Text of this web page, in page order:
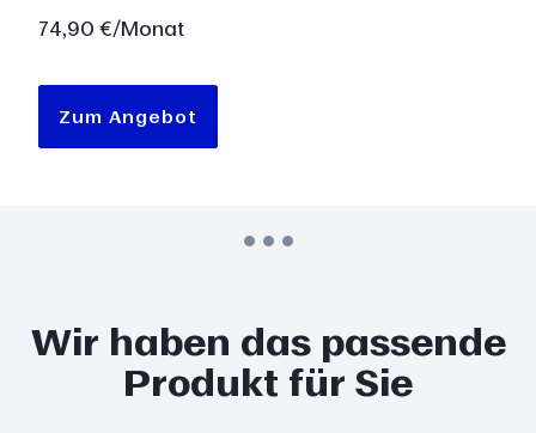
74,90 €/Monat
Zum Angebot
Wir haben das passende
Produkt für Sie